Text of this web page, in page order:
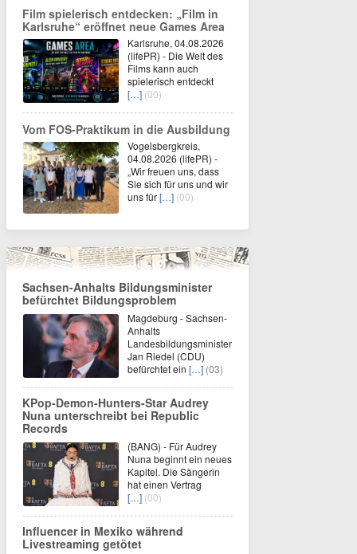
Film spielerisch entdecken: „Film in
Karlsruhe“ eröffnet neue Games Area
Karlsruhe, 04.08.2026
(lifePR) - Die Welt des
Films kann auch
spielerisch entdeckt
[…] (00)
Vom FOS-Praktikum in die Ausbildung
Vogelsbergkreis,
04.08.2026 (lifePR) -
„Wir freuen uns, dass
Sie sich für uns und wir
uns für[…] (00)
Sachsen-Anhalts Bildungsminister
befürchtet Bildungsproblem
Magdeburg - Sachsen-
Anhalts
Landesbildungsminister
Jan Riedel (CDU)
befürchtet ein […] (03)
KPop-Demon-Hunters-Star Audrey
Nuna unterschreibt bei Republic
Records
(BANG) - Für Audrey
Nuna beginnt ein neues
Kapitel. Die Sängerin
hat einen Vertrag
[…] (00)
Influencer in Mexiko während
Livestreaming getötet